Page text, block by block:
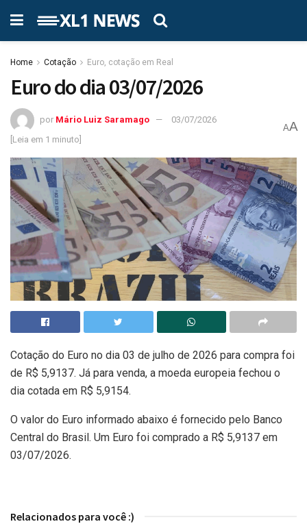
Home Cotação Euro, cotação em Real
Euro do dia 03/07/2026
por Mário Luiz Saramago
03/07/2026
[Leia em 1 minuto]
AA
Cotação do Euro no dia 03 de julho de 2026 para compra foi
de R$ 5,9137. Já para venda, a moeda europeia fechou o
dia cotada em R$ 5,9154.
O valor do Euro informado abaixo é fornecido pelo Banco
Central do Brasil. Um Euro foi comprado a R$ 5,9137 em
03/07/2026.
Relacionados para você :)